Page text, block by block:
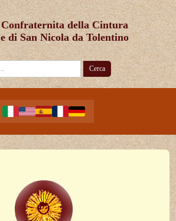
Confraternita della Cintura
e di San Nicola da Tolentino
Cerca